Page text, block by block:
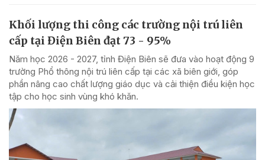
Khối lượng thi công các trường nội trú liên
cấp tại Điện Biên đạt 73 - 95%
Năm học 2026 - 2027, tỉnh Điện Biên sẽ đưa vào hoạt động 9
trường Phổ thông nội trú liên cấp tại các xã biên giới, góp
phần nâng cao chất lượng giáo dục và cải thiện điều kiện học
tập cho học sinh vùng khó khăn.